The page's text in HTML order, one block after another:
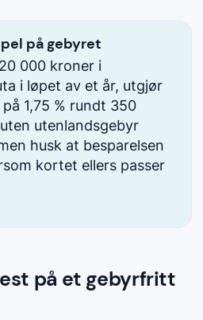
på gebyret
000 kroner i
i løpet av et år, utgjør
1,75 % rundt 350
utenlandsgebyr
husk at besparelsen
kortet ellers passer
på et gebyrfritt